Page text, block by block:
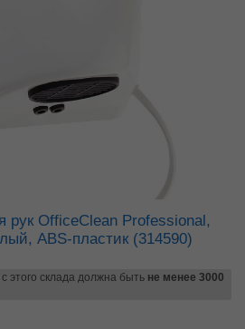
ABS-пластик (314590)
с этого склада должна быть не менее 3000